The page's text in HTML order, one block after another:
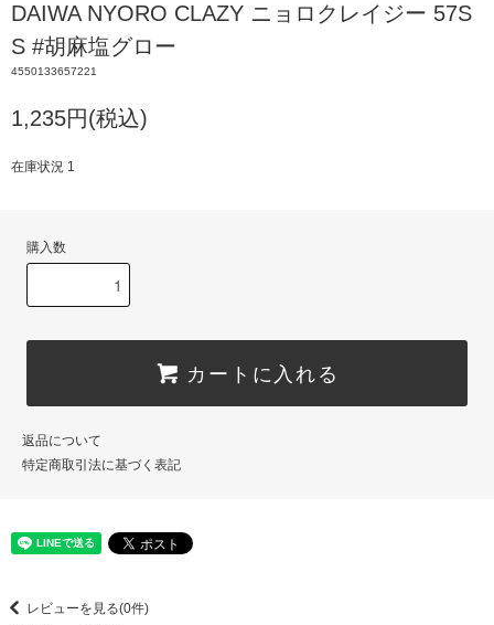
DAIWA NYORO CLAZY ニョロクレイジー 57S
S #胡麻塩グロー
4550133657221
1,235円(税込)
在庫状況 1
購入数
カートに入れる
返品について
特定商取引法に基づく表記
レビューを見る(0件)